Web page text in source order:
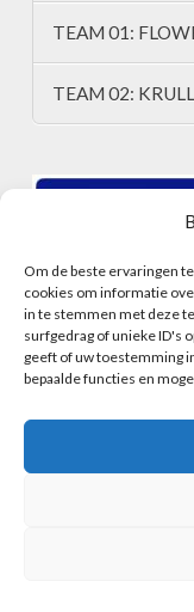
Om de beste ervaringen
cookies om informatie
in te stemmen met deze
surfgedrag of unieke ID's
geeft of uw toestemming
bepaalde functies en
TEAM 01:
TEAM 02: